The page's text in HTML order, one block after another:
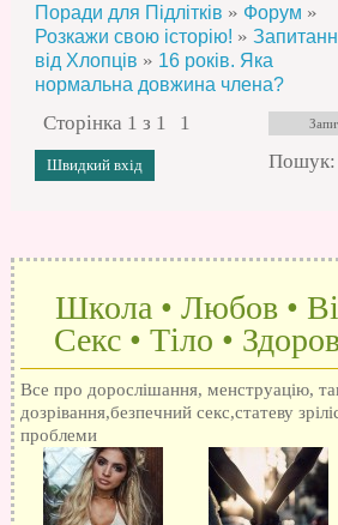
Поради для Підлітків » Форум »
Розкажи свою історію! »
від Хлопців » 16 років. Яка
нормальна довжина члена?
Сторінка 1 з 1
1
Пошук:
Школа • Любов •
Секс • Тіло •
Все про дорослішання, менструацію,
дозрівання,безпечний секс,статеву
проблеми